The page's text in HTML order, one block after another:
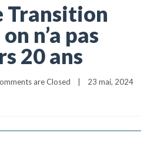
Transition
n’a pas
20 ans
are Closed